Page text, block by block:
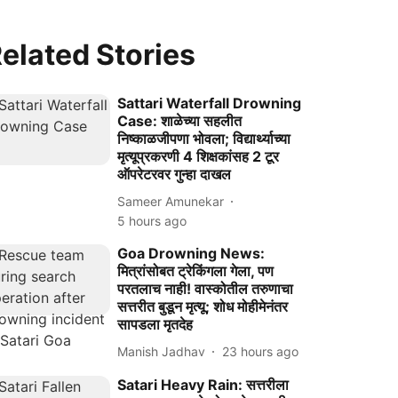
Stories
Sattari Waterfall Drowning
Case: शाळेच्या सहलीत
निष्काळजीपणा भोवला; विद्यार्थ्याच्या
मृत्यूप्रकरणी 4 शिक्षकांसह 2 टूर
ऑपरेटरवर गुन्हा दाखल
Sameer Amunekar
5 hours ago
Goa Drowning News:
मित्रांसोबत ट्रेकिंगला गेला, पण
परतलाच नाही! वास्कोतील तरुणाचा
सत्तरीत बुडून मृत्यू; शोध मोहीमेनंतर
सापडला मृतदेह
Manish Jadhav 23 hours ago
Satari Heavy Rain: सत्तरीला